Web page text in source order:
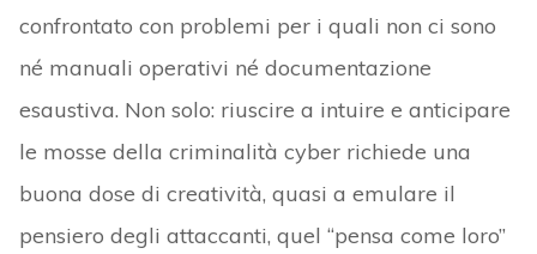
confrontato con problemi per i quali non ci sono
né manuali operativi né documentazione
esaustiva. Non solo: riuscire a intuire e anticipare
le mosse della criminalità cyber richiede una
buona dose di creatività, quasi a emulare il
pensiero degli attaccanti, quel “pensa come loro”